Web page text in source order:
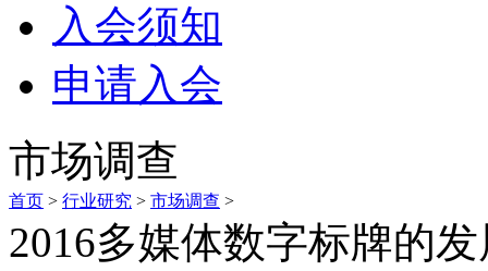
入会须知
申请入会
市场调查
首页 > 行业研究 > 市场调查 >
2016多媒体数字标牌的